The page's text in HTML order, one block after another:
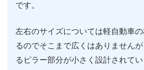
です。
左右のサイズについては軽自動車
るのでそこまで広くはありません
るピラー部分が小さく設計されて